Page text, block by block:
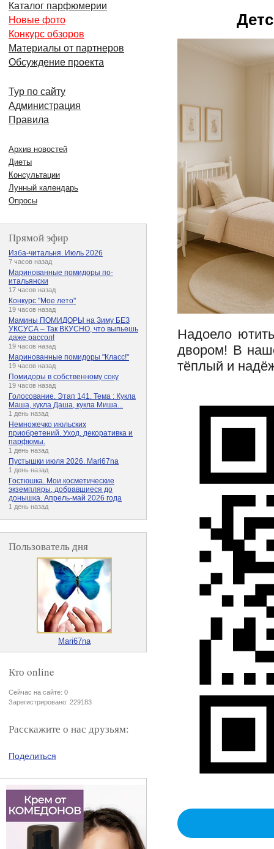
Надоело
двором! В
тёплый и
Каталог парфюмерии
Новые фото
Конкурс обзоров
Материалы от партнеров
Обсуждение проекта
Тур по сайту
Администрация
Правила
Архив новостей
Диеты
Консультации
Лунный календарь
Опросы
Прямой эфир
Изба-читальня. Июль 2026
7 часов назад
Маринованные помидоры по-
итальянски
17 часов назад
Конкурс "Мое лето"
19 часов назад
Мамины ПОМИДОРЫ на Зиму БЕЗ
УКСУСА – Так ВКУСНО, что выпьешь
даже рассол!
19 часов назад
Маринованные помидоры "Класс!"
19 часов назад
Помидоры в собственному соку
19 часов назад
Голосование. Этап 141. Тема : Кукла
Маша, кукла Даша, кукла Миша...
1 день назад
Немножечко июльских
приобретений. Уход, декоративка и
парфюмы.
1 день назад
Пустышки июля 2026. Mari67na
1 день назад
Гостюшка. Мои косметические
экземпляры, добравшиеся до
донышка. Апрель-май 2026 года
1 день назад
Пользователь дня
Mari67na
Кто online
Сейчас на сайте: 0
Зарегистрировано: 229183
Расскажите о нас друзьям:
Поделиться